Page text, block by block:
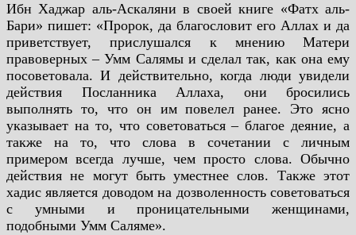
Ибн Хаджар аль-Аскаляни в своей книге «Фатх аль-
Бари» пишет: «Пророк, да благословит его Аллах и да
приветствует, прислушался к мнению Матери
правоверных – Умм Салямы и сделал так, как она ему
посоветовала. И действительно, когда люди увидели
действия Посланника Аллаха, они бросились
выполнять то, что он им повелел ранее. Это ясно
указывает на то, что советоваться – благое деяние, а
также на то, что слова в сочетании с личным
примером всегда лучше, чем просто слова. Обычно
действия не могут быть уместнее слов. Также этот
хадис является доводом на дозволенность советоваться
с умными и проницательными женщинами,
подобными Умм Саляме».